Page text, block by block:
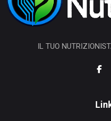
IL TUO